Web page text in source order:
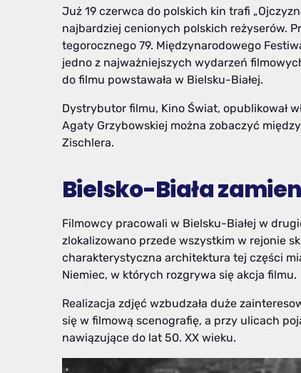
Już 19 czerwca do polskich kin trafi
najbardziej cenionych polskich reżyserów.
tegorocznego 79. Międzynarodowego
jedno z najważniejszych wydarzeń
do filmu powstawała w Bielsku-Białej.
Dystrybutor filmu, Kino Świat, opublikował
Agaty Grzybowskiej można zobaczyć
Zischlera.
Bielsko-Biała
Filmowcy pracowali w Bielsku-Białej w
zlokalizowano przede wszystkim w rejonie
charakterystyczna architektura tej części
Niemiec, w których rozgrywa się akcja filmu.
Realizacja zdjęć wzbudzała duże
się w filmową scenografię, a przy ulicach
nawiązujące do lat 50. XX wieku.